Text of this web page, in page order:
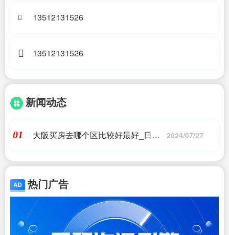
13512131526
13512131526
新闻动态
01
大阪买房去哪个区比较好最好_日本
2024/07/27
热门广告